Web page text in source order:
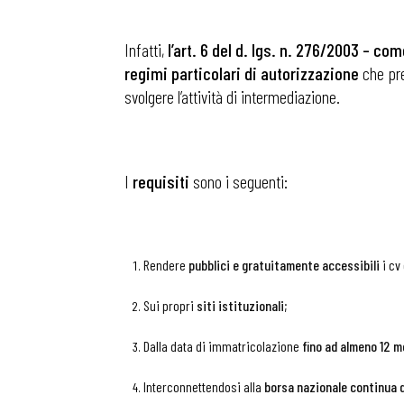
Infatti, l’art. 6 del d. lgs. n. 276/2003 –
regimi particolari di autorizzazione che
svolgere l’attività di intermediazione.
I requisiti sono i seguenti:
Rendere pubblici e gratuitamente accessibili i
Sui propri siti istituzionali;
Dalla data di immatricolazione fino ad almeno 12
Interconnettendosi alla borsa nazionale continua